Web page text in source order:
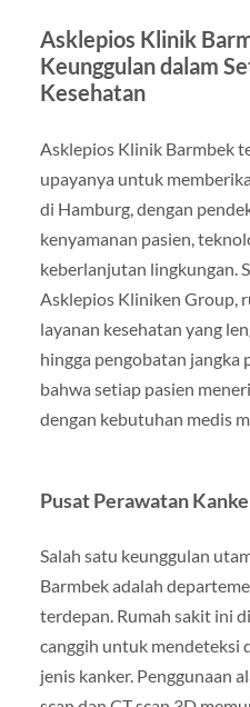
Asklepios Klinik
Keunggulan dalam
Kesehatan
Asklepios Klinik Barmbek
upayanya untuk
di Hamburg, dengan
kenyamanan pasien,
keberlanjutan lingkungan.
Asklepios Kliniken Group,
layanan kesehatan yang
hingga pengobatan jangka
bahwa setiap pasien
dengan kebutuhan medis
Pusat Perawatan
Salah satu keunggulan
Barmbek adalah
terdepan. Rumah sakit ini
canggih untuk mendeteksi
jenis kanker. Penggunaan